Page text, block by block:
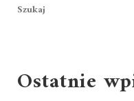
Szukaj
Ostatnie